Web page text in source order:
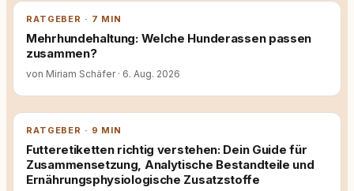
RATGEBER · 7 MIN
Mehrhundehaltung: Welche Hunderassen passen
zusammen?
von Miriam Schäfer · 6. Aug. 2026
RATGEBER · 9 MIN
Futteretiketten richtig verstehen: Dein Guide für
Zusammensetzung, Analytische Bestandteile und
Ernährungsphysiologische Zusatzstoffe